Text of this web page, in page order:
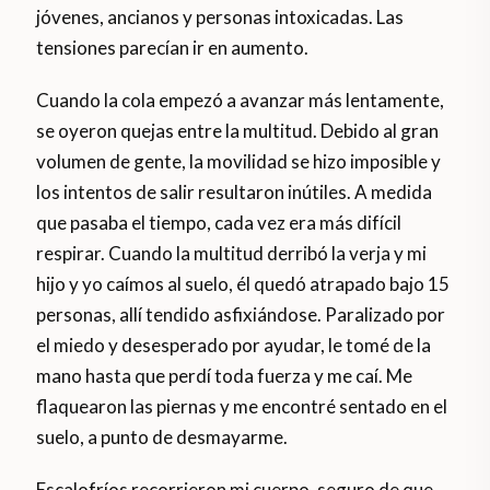
jóvenes, ancianos y personas intoxicadas. Las
tensiones parecían ir en aumento.
Cuando la cola empezó a avanzar más lentamente,
se oyeron quejas entre la multitud. Debido al gran
volumen de gente, la movilidad se hizo imposible y
los intentos de salir resultaron inútiles. A medida
que pasaba el tiempo, cada vez era más difícil
respirar. Cuando la multitud derribó la verja y mi
hijo y yo caímos al suelo, él quedó atrapado bajo 15
personas, allí tendido asfixiándose. Paralizado por
el miedo y desesperado por ayudar, le tomé de la
mano hasta que perdí toda fuerza y me caí. Me
flaquearon las piernas y me encontré sentado en el
suelo, a punto de desmayarme.